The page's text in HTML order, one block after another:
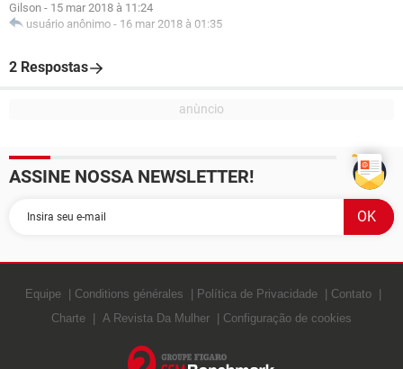
Gilson - 15 mar 2018 à 11:24
usuário anônimo - 16 mar 2018 à 01:35
2 Respostas
ASSINE NOSSA NEWSLETTER!
Equipe Conditions générales Política de Privacidade
Contato
Charte
A Revista Da Mulher Configuração de cookies